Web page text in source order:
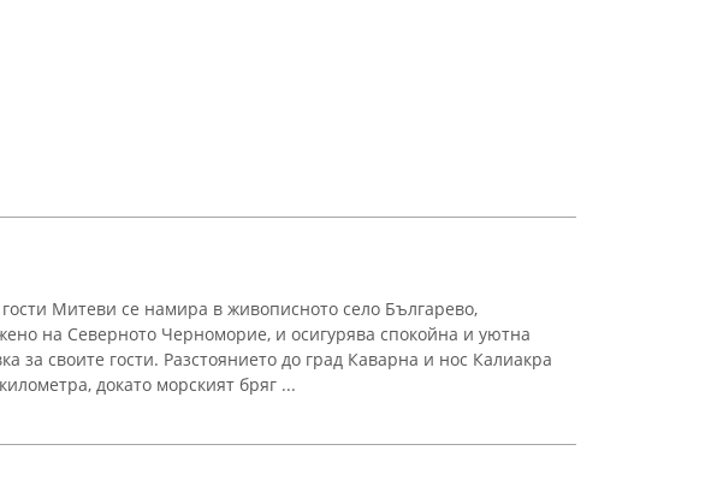
Митеви се намира в живописното село Българево,
на Северното Черноморие, и осигурява спокойна и уютна
за своите гости. Разстоянието до град Каварна и нос Калиакра
докато морският бряг ...